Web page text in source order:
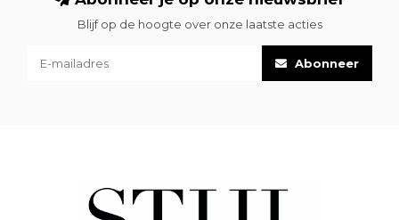
Blijf op de hoogte over onze laatste acties
Abonneer